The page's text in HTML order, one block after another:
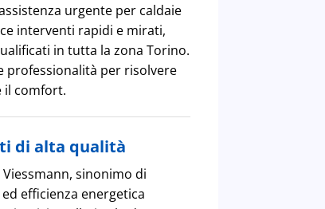
urgente per caldaie
interventi rapidi e mirati,
in tutta la zona Torino.
professionalità per risolvere
il comfort.
di alta qualità
sinonimo di
efficienza energetica